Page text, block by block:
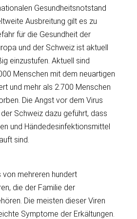
Gesundheitsnotstand
Ausbreitung gilt es zu
für die Gesundheit der
und der Schweiz ist aktuell
einzustufen. Aktuell sind
Menschen mit dem neuartigen
und mehr als 2.700 Menschen
Die Angst vor dem Virus
Schweiz dazu geführt, dass
und Händedesinfektionsmittel
sind.
mehreren hundert
die der Familie der
Die meisten dieser Viren
Symptome der Erkältungen.